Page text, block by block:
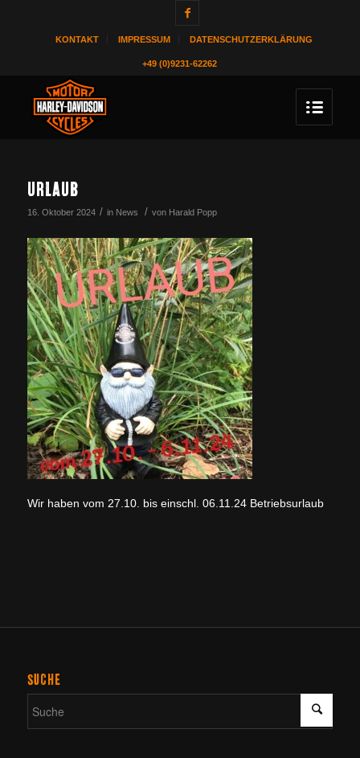
KONTAKT IMPRESSUM DATENSCHUTZERKLÄRUNG
+49 (0)9231-62262
URLAUB
16. Oktober 2024 / in News / von Harald Popp
Wir haben vom 27.10. bis einschl. 06.11.24 Betriebsurlaub
SUCHE